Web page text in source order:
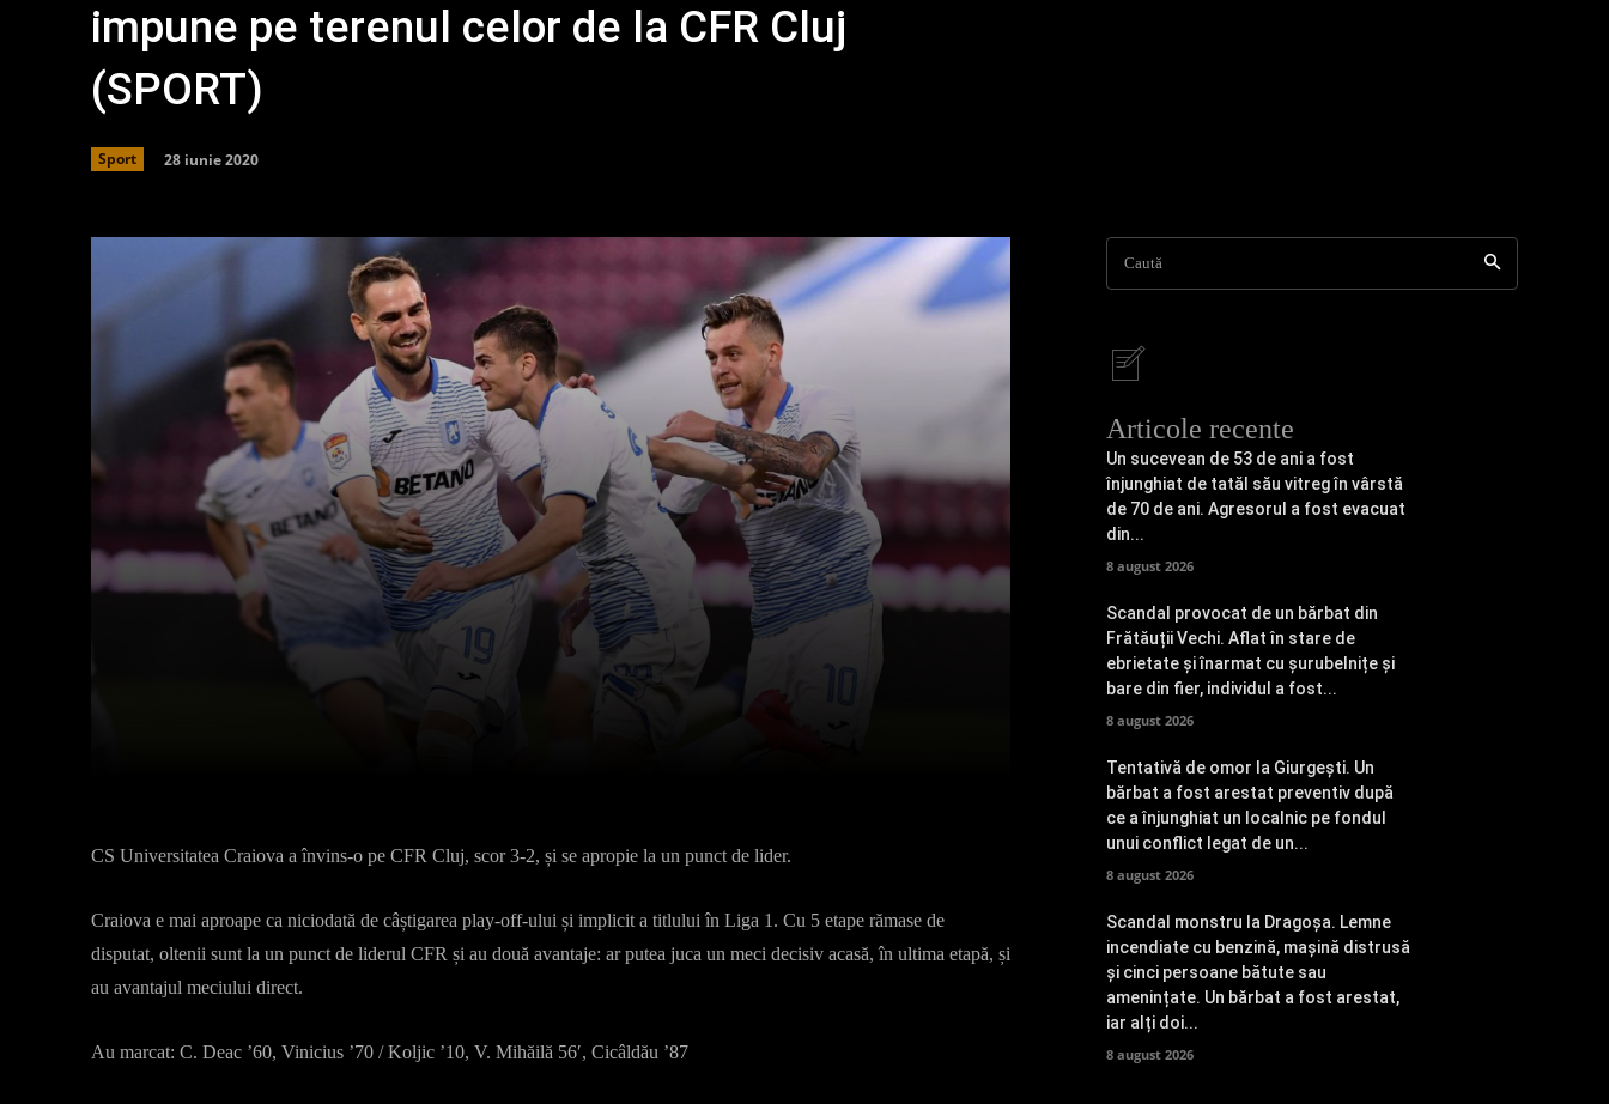
impune pe terenul celor de la CFR Cluj
(SPORT)
Sport 28 iunie 2020
CS Universitatea Craiova a învins-o pe CFR Cluj, scor 3-2, și se apropie la un punct de lider.
Craiova e mai aproape ca niciodată de câștigarea play-off-ului și implicit a titlului în Liga 1. Cu 5 etape rămase de
disputat, oltenii sunt la un punct de liderul CFR și au două avantaje: ar putea juca un meci decisiv acasă, în ultima etapă, și
au avantajul meciului direct.
Au marcat: C. Deac ’60, Vinicius ’70 / Koljic ’10, V. Mihăilă 56′, Cicâldău ’87
Caută
Articole recente
Un sucevean de 53 de ani a fost
înjunghiat de tatăl său vitreg în vârstă
de 70 de ani. Agresorul a fost evacuat
din...
8 august 2026
Scandal provocat de un bărbat din
Frătăuții Vechi. Aflat în stare de
ebrietate și înarmat cu șurubelnițe și
bare din fier, individul a fost...
8 august 2026
Tentativă de omor la Giurgești. Un
bărbat a fost arestat preventiv după
ce a înjunghiat un localnic pe fondul
unui conflict legat de un...
8 august 2026
Scandal monstru la Dragoșa. Lemne
incendiate cu benzină, mașină distrusă
și cinci persoane bătute sau
amenințate. Un bărbat a fost arestat,
iar alți doi...
8 august 2026